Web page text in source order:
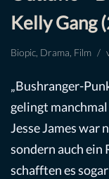
Kelly Gang
Biopic Drama Film
„Bushranger-
gelingt
Jesse James war
sondern auch ein
schafften es